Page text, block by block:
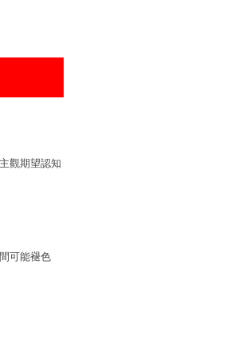
觀期望認知
可能褪色